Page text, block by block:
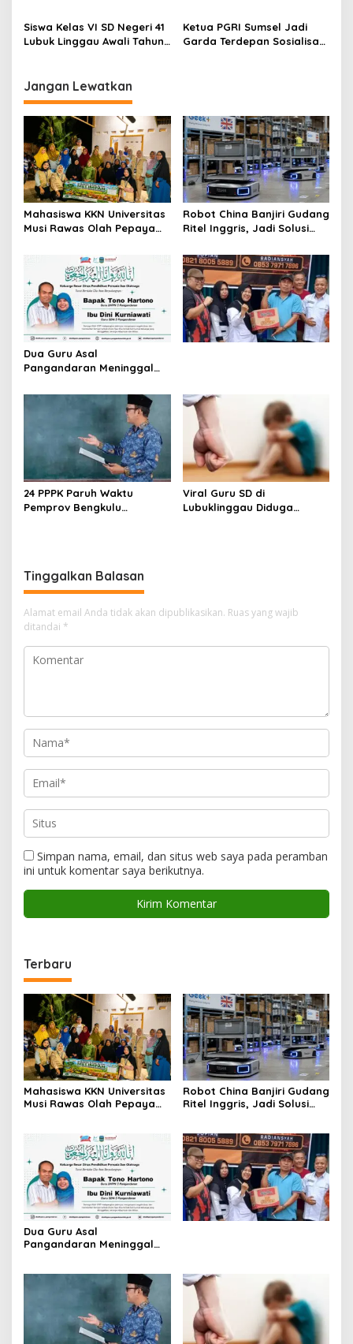
Sebut Diterima di Instansi
Lain
Lakukan Penyelidikan
Siswa Kelas VI SD Negeri 41
Lubuk Linggau Awali Tahun
Ketua PGRI Sumsel Jadi
Garda Terdepan Sosialisasi
Jangan Lewatkan
Mahasiswa KKN Universitas
Musi Rawas Olah Pepaya
Jual Tinggi, Dorong UMKM
Desa Air Satan
Robot China Banjiri Gudang
Ritel Inggris, Jadi Solusi
Dua Guru Asal
Pangandaran Meninggal
Disdikpora Sampaikan
Belasungkawa
24 PPPK Paruh Waktu
Pemprov Bengkulu
Viral Guru SD di
Lubuklinggau Diduga
Tinggalkan Balasan
Alamat email Anda tidak akan dipublikasikan. Ruas yang wajib
ditandai *
Simpan nama, email, dan situs web saya pada peramban
ini untuk komentar saya berikutnya.
Terbaru
Mahasiswa KKN Universitas
Musi Rawas Olah Pepaya
Desa Air Satan
Robot China Banjiri Gudang
Ritel Inggris, Jadi Solusi
Dua Guru Asal
Pangandaran Meninggal
Belasungkawa